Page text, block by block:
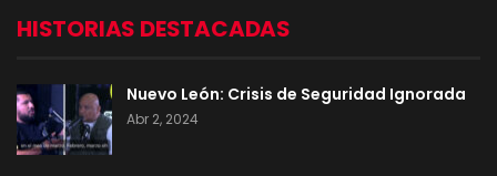
HISTORIAS DESTACADAS
Nuevo León: Crisis de Seguridad Ignorada
Abr 2, 2024